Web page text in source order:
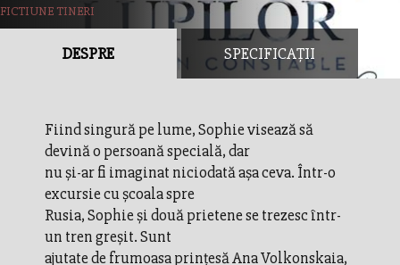
FICTIUNE TINERI
DESPRE SPECIFICAȚII
Fiind singură pe lume, Sophie visează să
devină o persoană specială, dar
nu şi-ar fi imaginat niciodată aşa ceva. Într-o
excursie cu şcoala spre
Rusia, Sophie şi două prietene se trezesc într-
un tren greşit. Sunt
ajutate de frumoasa prinţesă Ana Volkonskaia,